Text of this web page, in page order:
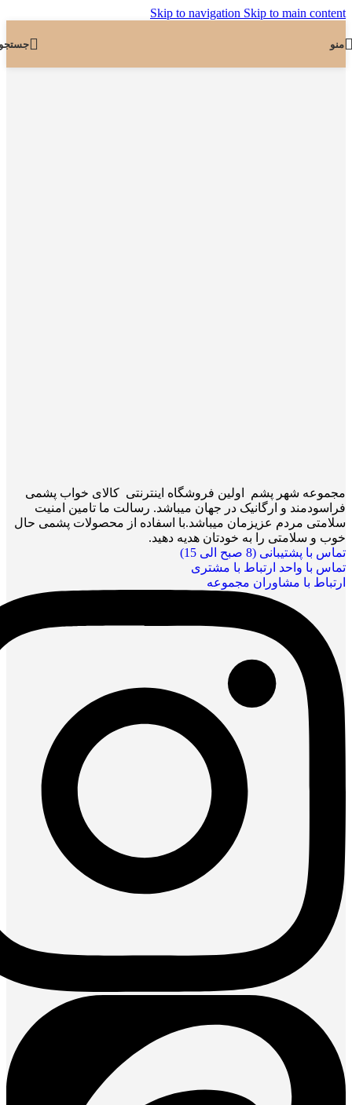
Skip to navigation Skip to main content
منو
مجموعه شهر پشم اولین فروشگاه اینترنتی کالای خواب پشمی
فراسودمند و ارگانیک در جهان میباشد. رسالت ما تامین امنیت
سلامتی مردم عزیزمان میباشد.با اسفاده از محصولات پشمی حال
خوب و سلامتی را به خودتان هدیه دهید.
تماس با پشتیبانی (8 صبح الی 15)
تماس با واحد ارتباط با مشتری
ارتباط با مشاوران مجموعه